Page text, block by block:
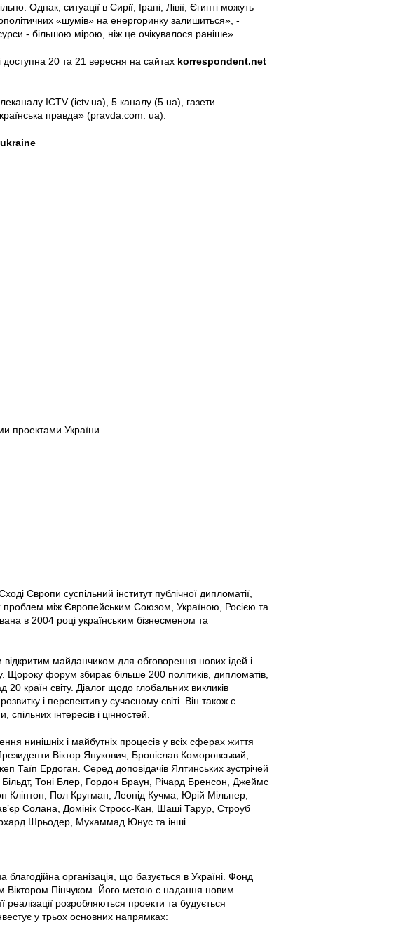
Однак, ситуації в Сирії, Ірані, Лівії, Єгипті можуть
«шумів» на енергоринку залишиться», -
- більшою мірою, ніж це очікувалося раніше».
доступна 20 та 21 вересня на сайтах korrespondent.net
ICTV (ictv.ua), 5 каналу (5.ua), газети
правда» (pravda.com. ua).
проектами України
Європи суспільний інститут публічної дипломатії,
проблем між Європейським Союзом, Україною, Росією та
в 2004 році українським бізнесменом та
відкритим майданчиком для обговорення нових ідей і
Щороку форум збирає більше 200 політиків, дипломатів,
20 країн світу. Діалог щодо глобальних викликів
і перспектив у сучасному світі. Він також є
інтересів і цінностей.
нинішніх і майбутніх процесів у всіх сферах життя
Віктор Янукович, Броніслав Коморовський,
Таїп Ердоган. Серед доповідачів Ялтинських зустрічей
Тоні Блер, Гордон Браун, Річард Бренсон, Джеймс
Клінтон, Пол Кругман, Леонід Кучма, Юрій Мільнер,
Солана, Домінік Стросс-Кан, Шаші Тарур, Строуб
Шрьодер, Мухаммад Юнус та інші.
організація, що базується в Україні. Фонд
Віктором Пінчуком. Його метою є надання новим
розробляються проекти та будується
у трьох основних напрямках: